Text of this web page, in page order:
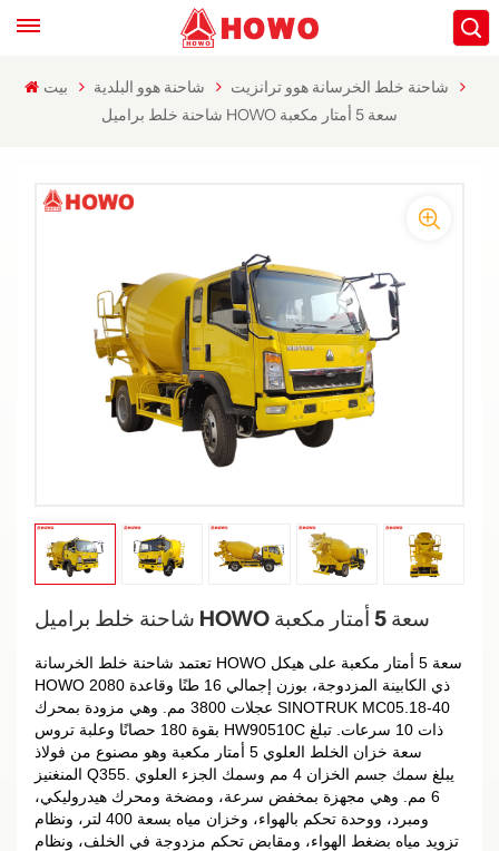
بيت شاحنة هوو البلدية
شاحنة خلط الخرسانة هوو ترانزيت
شاحنة خلط براميل HOWO سعة 5 أمتار مكعبة
شاحنة خلط براميل HOWO سعة 5 أمتار مكعبة
تعتمد شاحنة خلط الخرسانة HOWO سعة 5 أمتار مكعبة على هيكل
HOWO 2080 ذي الكابينة المزدوجة، بوزن إجمالي 16 طنًا وقاعدة
عجلات 3800 مم. وهي مزودة بمحرك SINOTRUK MC05.18-40
بقوة 180 حصانًا وعلبة تروس HW90510C ذات 10 سرعات. تبلغ
سعة خزان الخلط العلوي 5 أمتار مكعبة وهو مصنوع من فولاذ
المنغنيز Q355. يبلغ سمك جسم الخزان 4 مم وسمك الجزء العلوي
6 مم. وهي مجهزة بمخفض سرعة، ومضخة ومحرك هيدروليكي،
ومبرد، ووحدة تحكم بالهواء، وخزان مياه بسعة 400 لتر، ونظام
تزويد مياه بضغط الهواء، ومقابض تحكم مزدوجة في الخلف، ونظام